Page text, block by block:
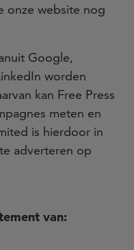
onze website nog
Google,
worden
kan Free Press
meten en
is hierdoor in
adverteren op
van: